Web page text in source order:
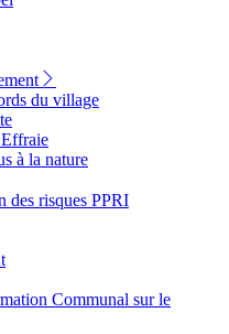
du village
à la nature
des risques PPRI
Communal sur le